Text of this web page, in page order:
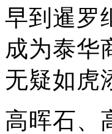
早到暹罗
成为泰华
无疑如虎
高晖石、